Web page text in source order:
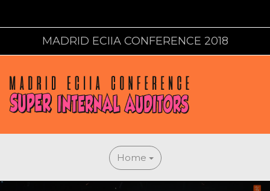
MADRID ECIIA CONFERENCE 2018
Home